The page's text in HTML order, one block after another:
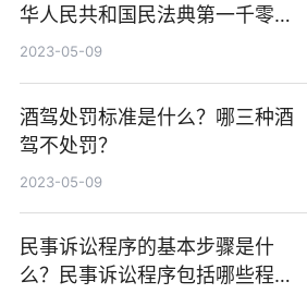
华人民共和国民法典第一千零六
十三条内容
2023-05-09
酒驾处罚标准是什么？哪三种酒
驾不处罚？
2023-05-09
民事诉讼程序的基本步骤是什
么？民事诉讼程序包括哪些程